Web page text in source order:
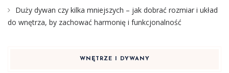
Duży dywan czy kilka mniejszych – jak dobrać rozmiar i układ
do wnętrza, by zachować harmonię i funkcjonalność
WNĘTRZE I DYWANY